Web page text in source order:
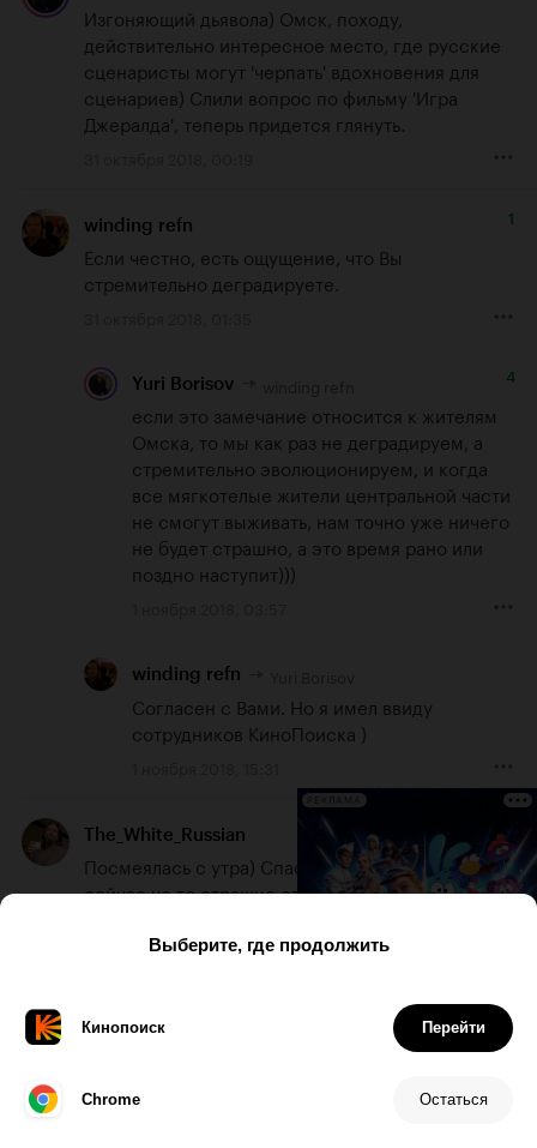
Изгоняющий дьявола) Омск, походу,
действительно интересное место, где русские
сценаристы могут 'черпать' вдохновения для
сценариев) Слили вопрос по фильму 'Игра
Джералда', теперь придется глянуть.
winding refn 1
Если честно, есть ощущение, что Вы
стремительно деградируете.
Yuri Borisov 4
если это замечание относится к жителям
Омска, то мы как раз не деградируем, а
стремительно эволюционируем, и когда
все мягкотелые жители центральной части
не смогут выживать, нам точно уже ничего
не будет страшно, а это время рано или
поздно наступит)))
winding refn
Согласен с Вами. Но я имел ввиду
сотрудников КиноПоиска )
The_White_Russian
Посмеялась с утра) Спасибо, Кинопоиск! Но
сейчас че то страшно стало
нет уж спасибо... экранизируйте каждую